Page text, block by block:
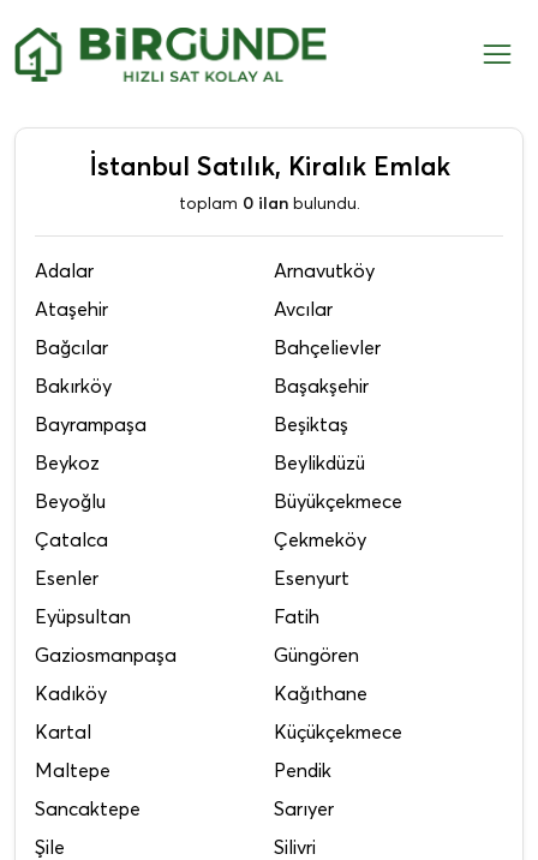
İstanbul Satılık, Kiralık Emlak
toplam 0 ilanbulundu.
Adalar
Arnavutköy
Ataşehir
Avcılar
Bağcılar
Bahçelievler
Bakırköy
Başakşehir
Bayrampaşa
Beşiktaş
Beykoz
Beylikdüzü
Beyoğlu
Büyükçekmece
Çatalca
Çekmeköy
Esenler
Esenyurt
Eyüpsultan
Fatih
Gaziosmanpaşa
Güngören
Kadıköy
Kağıthane
Kartal
Küçükçekmece
Maltepe
Pendik
Sancaktepe
Sarıyer
Şile
Silivri